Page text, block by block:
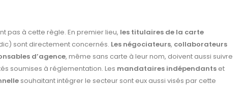
pas à cette règle. En premier lieu, les titulaires de la carte
sont directement concernés. Les négociateurs, collaborateurs
d’agence, même sans carte à leur nom, doivent aussi suivre
soumises à réglementation. Les mandataires indépendants et
souhaitant intégrer le secteur sont eux aussi visés par cette